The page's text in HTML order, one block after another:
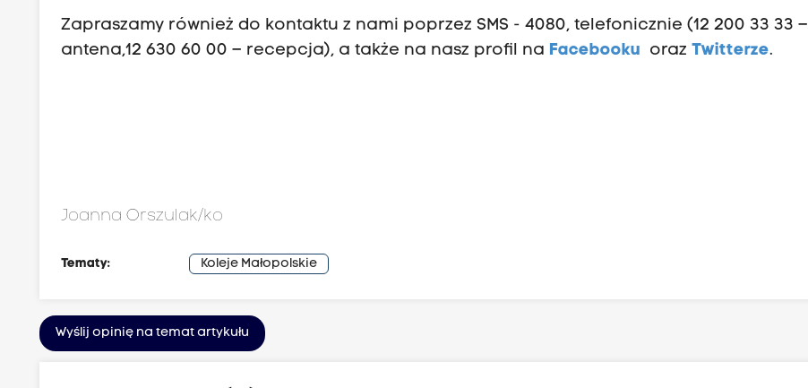
Zapraszamy również do kontaktu z nami poprzez SMS - 4080, telefonicznie (12 200 33 33 –
antena,12 630 60 00 – recepcja), a także na nasz profil na Facebooku orazTwitterze.
Joanna Orszulak/ko
Tematy: Koleje Małopolskie
Wyślij opinię na temat artykułu